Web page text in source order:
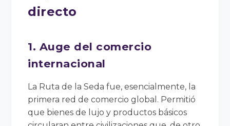
directo
1. Auge del comercio
internacional
La Ruta de la Seda fue, esencialmente, la
primera red de comercio global. Permitió
que bienes de lujo y productos básicos